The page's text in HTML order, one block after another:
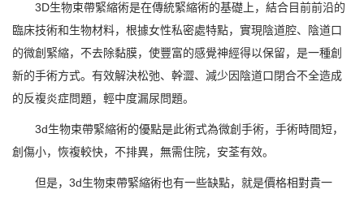
3D生物束帶緊縮術是在傳統緊縮術的基礎上，結合目前前沿的
臨床技術和生物材料，根據女性私密處特點，實現陰道腔、陰道口
的微創緊縮，不去除黏膜，使豐富的感覺神經得以保留，是一種創
新的手術方式。有效解決松弛、幹澀、減少因陰道口閉合不全造成
的反複炎症問題，輕中度漏尿問題。
3d生物束帶緊縮術的優點是此術式為微創手術，手術時間短，
創傷小，恢複較快，不排異，無需住院，安荃有效。
但是，3d生物束帶緊縮術也有一些缺點，就是價格相對貴一